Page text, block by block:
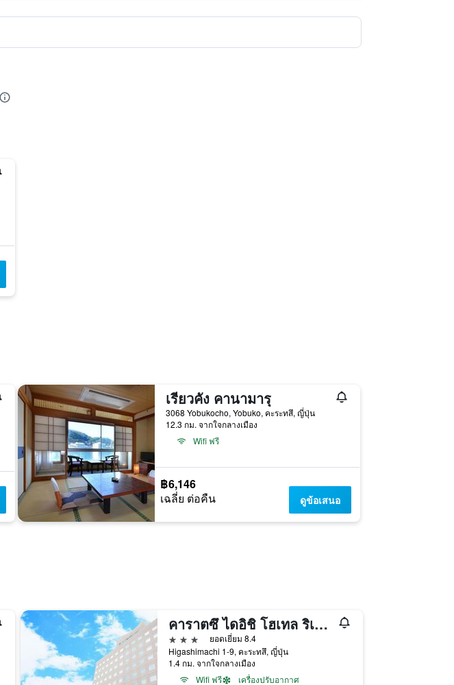
เรียวคัง คานามารุ
3068 Yobukocho, Yobuko, คะระทสึ, ญี่ปุ่น
12.3 กม. จากใจกลางเมือง
Wifi ฟรี
฿6,146
เฉลี่ย ต่อคืน ดูข้อเสนอ
คาราตซึ ไดอิชิ โฮเทล ริเวียเร
3 ดาว
ยอดเยี่ยม 8.4
Higashimachi 1-9, คะระทสึ, ญี่ปุ่น
1.4 กม. จากใจกลางเมือง
Wifi ฟรี
เครื่องปรับอากาศ